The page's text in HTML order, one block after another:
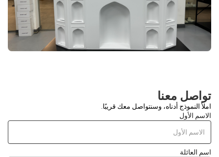
تواصل معنا
املأ النموذج أدناه، وسنتواصل معك قريبًا.
الاسم الأول
اسم العائلة